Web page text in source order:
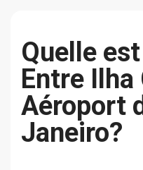
Quelle
Entre Ilha
Aéroport
Janeiro?